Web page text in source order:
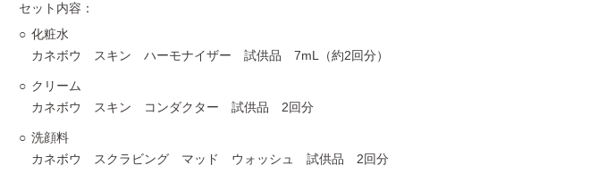
セット内容：
化粧水
カネボウ スキン ハーモナイザー 試供品 7mL（約2回分）
クリーム
カネボウ スキン コンダクター 試供品 2回分
洗顔料
カネボウ スクラビング マッド ウォッシュ 試供品 2回分